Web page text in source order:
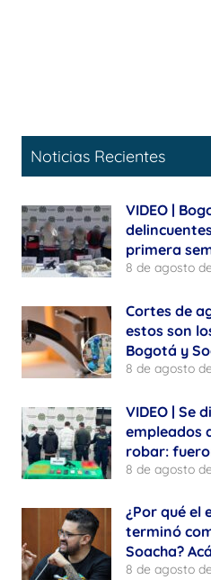
Noticias Recientes
VIDEO |
primera
8 de agosto
Cortes de
estos son
Bogotá y
8 de agosto
VIDEO | Se
empleados
robar:
8 de agosto
¿Por qué el
terminó
Soacha?
8 de agosto